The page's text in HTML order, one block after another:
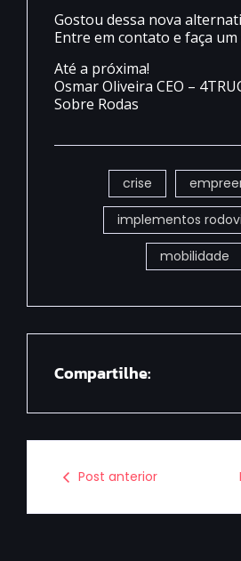
Gostou dessa nova
Entre em contato e faça
Até a próxima!
Osmar Oliveira CEO –
Sobre Rodas
crise
implementos
mobilidade
Compartilhe:
Post anterior